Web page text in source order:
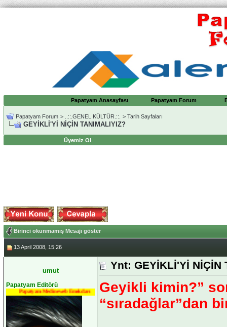
Papatyam Anasayfası Papatyam Forum
Papatyam Forum > ..::.GENEL KÜLTÜR.::. > Tarih Sayfaları
GEYİKLİ'Yİ NİÇİN TANIMALIYIZ?
Üyemiz Ol
Birinci okunmamış Mesajı göster
13 April 2008, 15:26
umut
Papatyam Editörü
Papatyam Medineweb Emekdarı
Ynt: GEYİKLİ'Yİ NİÇİN
Geyikli kimin?”
“sıradağlar”dan